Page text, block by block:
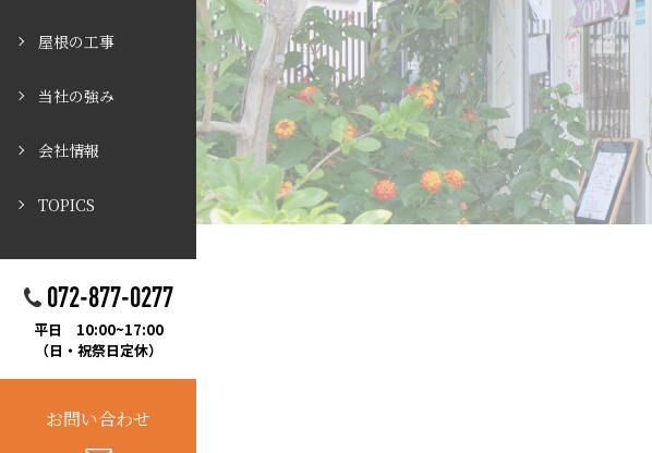
屋根の工事
当社の強み
会社情報
TOPICS
072-877-0277
平日 10:00~17:00
（日・祝祭日定休）
お問い合わせ